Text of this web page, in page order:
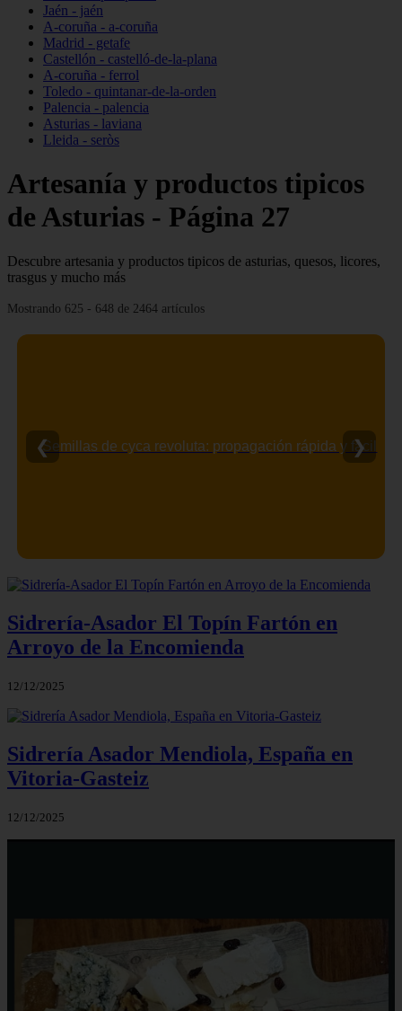
Jaén - jaén
A-coruña - a-coruña
Madrid - getafe
Castellón - castelló-de-la-plana
A-coruña - ferrol
Toledo - quintanar-de-la-orden
Palencia - palencia
Asturias - laviana
Lleida - seròs
Artesanía y productos tipicos
de Asturias - Página 27
Descubre artesania y productos tipicos de asturias, quesos, licores,
trasgus y mucho más
Mostrando 625 - 648 de 2464 artículos
Semillas de cyca revoluta: propagación rápida y fácil
❮ ❯
Sidrería-Asador El Topín Fartón en
Arroyo de la Encomienda
12/12/2025
Sidrería Asador Mendiola, España en
Vitoria-Gasteiz
12/12/2025